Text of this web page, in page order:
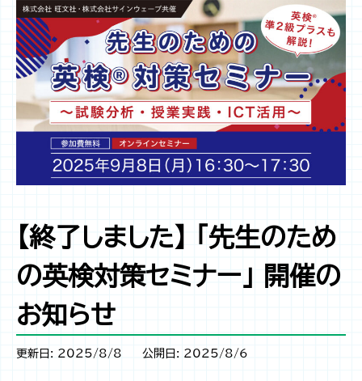
【終了しました】 「先生のため
の英検対策セミナー」 開催の
お知らせ
更新日: 2025/8/8 公開日: 2025/8/6